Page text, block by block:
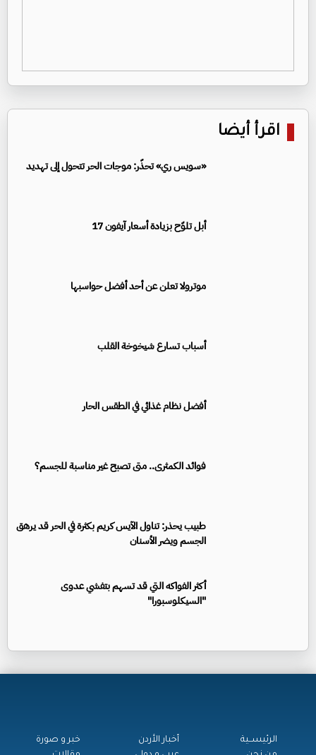
اقرأ أيضا
«سويس ري» تحذّر: موجات الحر تتحول إلى تهديد
أبل تلوّح بزيادة أسعار آيفون 17
موترولا تعلن عن أحد أفضل حواسبها
أسباب تسارع شيخوخة القلب
أفضل نظام غذائي في الطقس الحار
فوائد الكمثرى.. متى تصبح غير مناسبة للجسم؟
طبيب يحذر: تناول الآيس كريم بكثرة في الحر قد يرهق
الجسم ويضر الأسنان
أكثر الفواكه التي قد تسهم بتفشي عدوى
"السيكلوسبورا"
الرئيســية
أخبار الأردن
خبر و صورة